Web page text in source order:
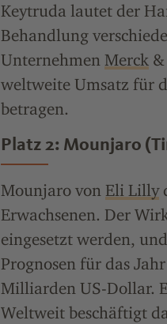
Keytruda lautet der
Behandlung
Unternehmen Merck&
weltweite Umsatz für
betragen.
Platz 2: Mounjaro
Mounjaro von Eli Lilly
Erwachsenen. Der
eingesetzt werden,
Prognosen für das
Milliarden US-Dollar.
Weltweit beschäftigt